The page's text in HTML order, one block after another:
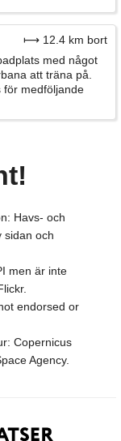
⟼ 12.4 km bort
med något
att träna på.
för medföljande
Havs- och
sidan och
men är inte
endorsed or
Copernicus
Agency.